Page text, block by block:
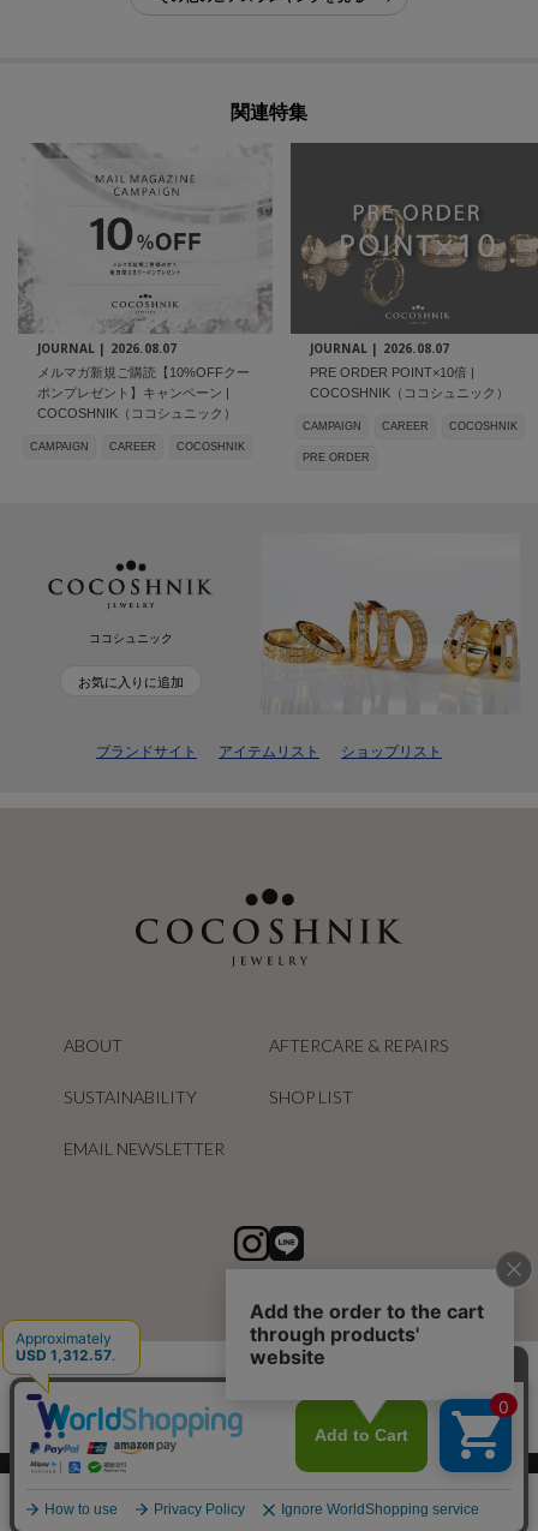
関連特集
JOURNAL | 2026.08.07
メルマガ新規ご購読【10%OFFクー
ポンプレゼント】キャンペーン |
COCOSHNIK（ココシュニック）
CAMPAIGN CAREER COCOSHNIK
JOURNAL | 2026.08.07
PRE ORDER POINT×10倍 |
COCOSHNIK（ココシュニック）
CAMPAIGN CAREER COCOSHNIK
PRE ORDER
ココシュニック
お気に入りに追加
ブランドサイト アイテムリスト ショップリスト
ABOUT AFTERCARE & REPAIRS
SUSTAINABILITY SHOP LIST
EMAIL NEWSLETTER
スマートフォン ｜PC